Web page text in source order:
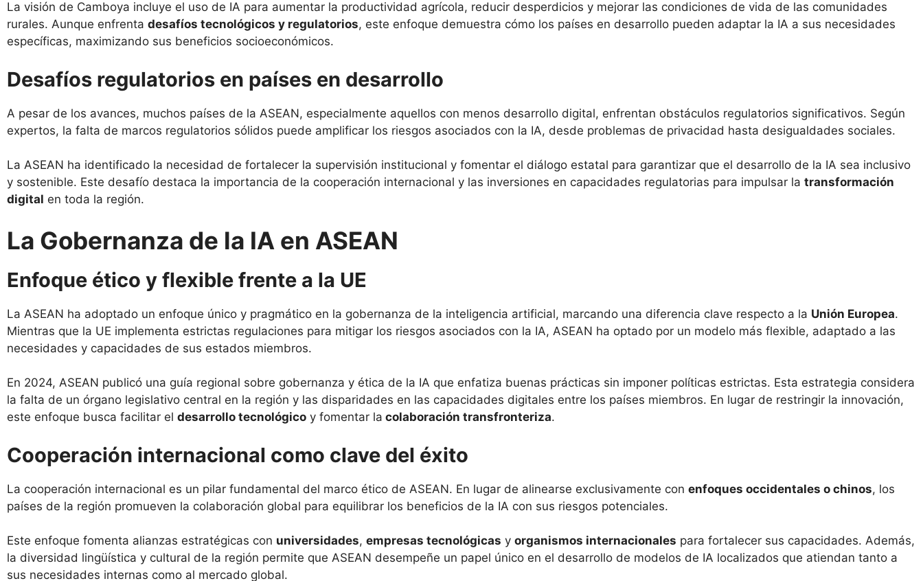
La visión de Camboya incluye el uso de IA para aumentar la productividad agrícola, reducir desperdicios y mejorar las condiciones de vida de las comunidades
rurales. Aunque enfrenta desafíos tecnológicos y regulatorios, este enfoque demuestra cómo los países en desarrollo pueden adaptar la IA a sus necesidades
específicas, maximizando sus beneficios socioeconómicos.
Desafíos regulatorios en países en desarrollo
A pesar de los avances, muchos países de la ASEAN, especialmente aquellos con menos desarrollo digital, enfrentan obstáculos regulatorios significativos. Según
expertos, la falta de marcos regulatorios sólidos puede amplificar los riesgos asociados con la IA, desde problemas de privacidad hasta desigualdades sociales.
La ASEAN ha identificado la necesidad de fortalecer la supervisión institucional y fomentar el diálogo estatal para garantizar que el desarrollo de la IA sea inclusivo
y sostenible. Este desafío destaca la importancia de la cooperación internacional y las inversiones en capacidades regulatorias para impulsar la transformación
digital en toda la región.
La Gobernanza de la IA en ASEAN
Enfoque ético y flexible frente a la UE
La ASEAN ha adoptado un enfoque único y pragmático en la gobernanza de la inteligencia artificial, marcando una diferencia clave respecto a la Unión Europea.
Mientras que la UE implementa estrictas regulaciones para mitigar los riesgos asociados con la IA, ASEAN ha optado por un modelo más flexible, adaptado a las
necesidades y capacidades de sus estados miembros.
En 2024, ASEAN publicó una guía regional sobre gobernanza y ética de la IA que enfatiza buenas prácticas sin imponer políticas estrictas. Esta estrategia considera
la falta de un órgano legislativo central en la región y las disparidades en las capacidades digitales entre los países miembros. En lugar de restringir la innovación,
este enfoque busca facilitar el desarrollo tecnológico y fomentar la colaboración transfronteriza.
Cooperación internacional como clave del éxito
La cooperación internacional es un pilar fundamental del marco ético de ASEAN. En lugar de alinearse exclusivamente con enfoques occidentales o chinos, los
países de la región promueven la colaboración global para equilibrar los beneficios de la IA con sus riesgos potenciales.
Este enfoque fomenta alianzas estratégicas con universidades, empresas tecnológicas y organismos internacionales para fortalecer sus capacidades. Además,
la diversidad lingüística y cultural de la región permite que ASEAN desempeñe un papel único en el desarrollo de modelos de IA localizados que atiendan tanto a
sus necesidades internas como al mercado global.